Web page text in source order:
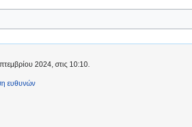
2024, στις 10:10.
ευθυνών